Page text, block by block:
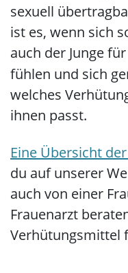
sexuell
ist es, wenn sich
auch der Junge
fühlen und sich
welches
ihnen passt.
Eine Übersicht
du auf unserer
auch von einer
Frauenarzt
Verhütungsmittel